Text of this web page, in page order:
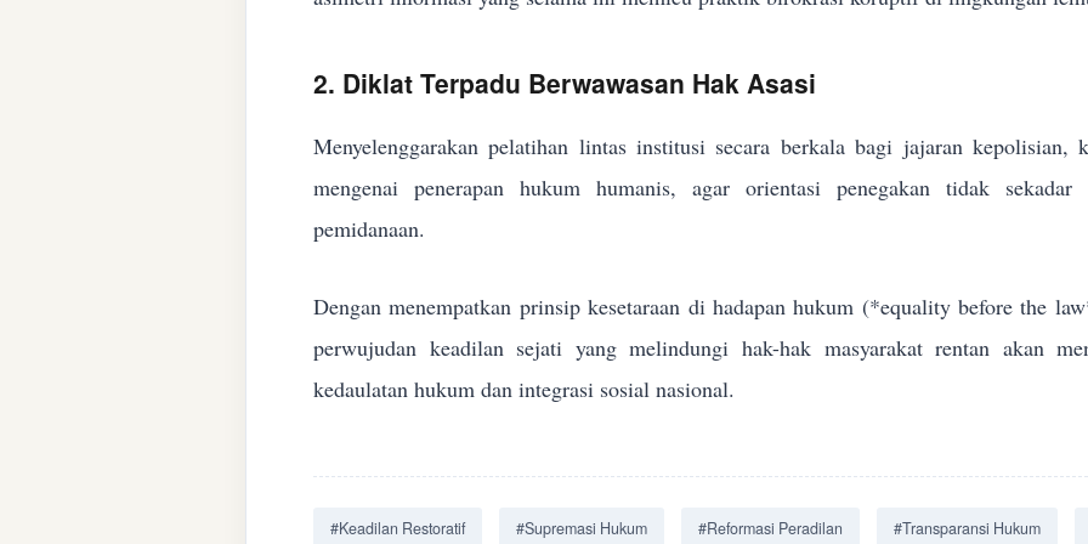
2. Diklat Terpadu Berwawasan Hak Asasi
Menyelenggarakan pelatihan lintas institusi secara berkala bagi jajaran kepolisian,
mengenai penerapan hukum humanis, agar orientasi penegakan tidak
pemidanaan.
Dengan menempatkan prinsip kesetaraan di hadapan hukum (*equality before the
perwujudan keadilan sejati yang melindungi hak-hak masyarakat rentan akan
kedaulatan hukum dan integrasi sosial nasional.
#Keadilan Restoratif #Supremasi Hukum #Reformasi Peradilan #Transparansi Hukum